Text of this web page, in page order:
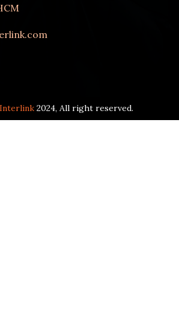
2024, All right reserved.